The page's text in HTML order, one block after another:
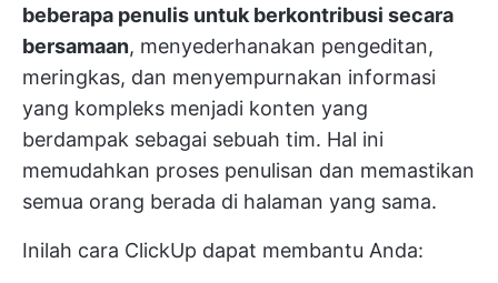
beberapa penulis untuk berkontribusi secara
bersamaan, menyederhanakan pengeditan,
meringkas, dan menyempurnakan informasi
yang kompleks menjadi konten yang
berdampak sebagai sebuah tim. Hal ini
memudahkan proses penulisan dan memastikan
semua orang berada di halaman yang sama.
Inilah cara ClickUp dapat membantu Anda: